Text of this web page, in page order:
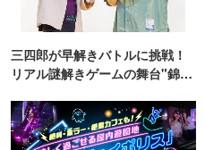
三四郎が早解きバトルに挑戦！
リアル謎解きゲームの舞台"錦糸